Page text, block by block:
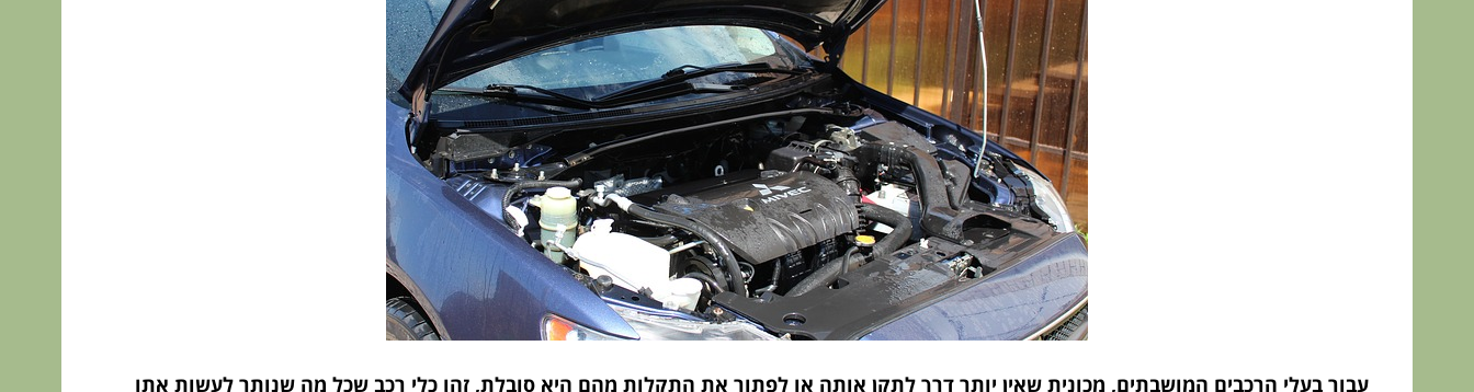
עבור בעלי הרכבים המושבתים, מכונית שאין יותר דרך לתקן אותה או לפתור את התקלות מהם היא סובלת, זהו כלי רכב שכל מה שנותר לעשות אתו